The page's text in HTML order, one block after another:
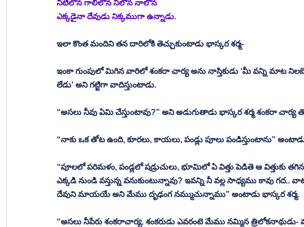
నీటిలోన గాలిలోన నీలోన నాలోన
ఎక్కడైనా దేవుడు నిక్కముగా ఉన్నాడు.
ఇలా కొంత మందిని తన దారిలోకి తెచ్చుకుంటాడు భాస్కర శర్మ-
ఇంకా గుంపులో మిగిన వారిలో శంకరా చార్య అను నాస్తికుడు ‘మీ వన్ని మాట
లేడు’ అని గట్టిగా వాదిస్తుంటాడు.
“అసలు నీవు ఏమి చేస్తుంటావు?” అని అడుగుతాడు భాస్కర శర్మ శంకరా చార్య
“నాకు ఒక తోట ఉంది, కూరలు, కాయలు, పండ్లు పూలు పండిస్తుంటాను”
“పూలలో పరిమళం, పండ్లలో షడ్రుచులు, భూమిలో ఏ విత్తు పెడితె ఆ విత్తుకు
ఎక్కడి నుండి వస్తున్న వనుకుంటున్నావు? ఇవన్ని నీ వల్ల సాధ్యము కావు
దేవుని మాయయే అని మేము దృఢంగ నమ్ముచున్నాము” అంటాడు భాస్కర శర్మ.
“అసలు నీపేరు శంకరాచార్య. శంకరుడు ఎవరంటె మేము నమ్మిన త్రిలోకనాథుడు-